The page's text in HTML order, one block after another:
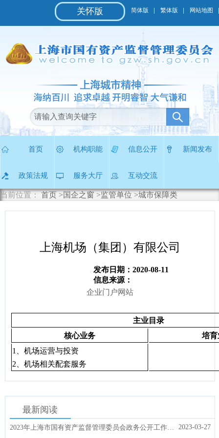
碍
说
站
航
区
到
主
要
内
网站地图
繁体版
简体版
关怀版
首页 机构职能 信息公开 新闻发布
政策法规 服务大厅 互动交流
当前位置： 首页 >国企之窗 >监管单位 >城市保障类
上海机场（集团）有限公司
发布日期：2020-08-11
信息来源：
企业门户网站
主业目录
核心业务
培育
1
、机场运营与投资
2 、机场相关配套服务
最新阅读
2023-03-27
2023年上海市国有资产监督管理委员会政务公开工作要点